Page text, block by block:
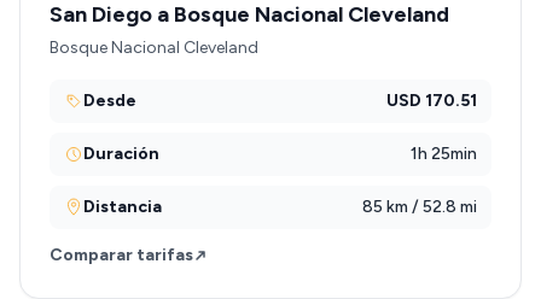
San Diego a Bosque Nacional Cleveland
Bosque Nacional Cleveland
Desde USD 170.51
Duración 1h 25min
Distancia 85 km / 52.8 mi
Comparar tarifas